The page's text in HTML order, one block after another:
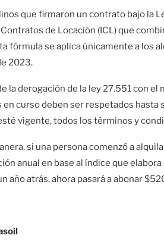
que firmaron un contrato bajo la
de Locación (ICL) que
fórmula se aplica únicamente a los
2023.
la derogación de la ley 27.551 con
curso deben ser respetados hasta
vigente, todos los términos y
si una persona comenzó a
anual en base al índice que
año atrás, ahora pasará a abonar